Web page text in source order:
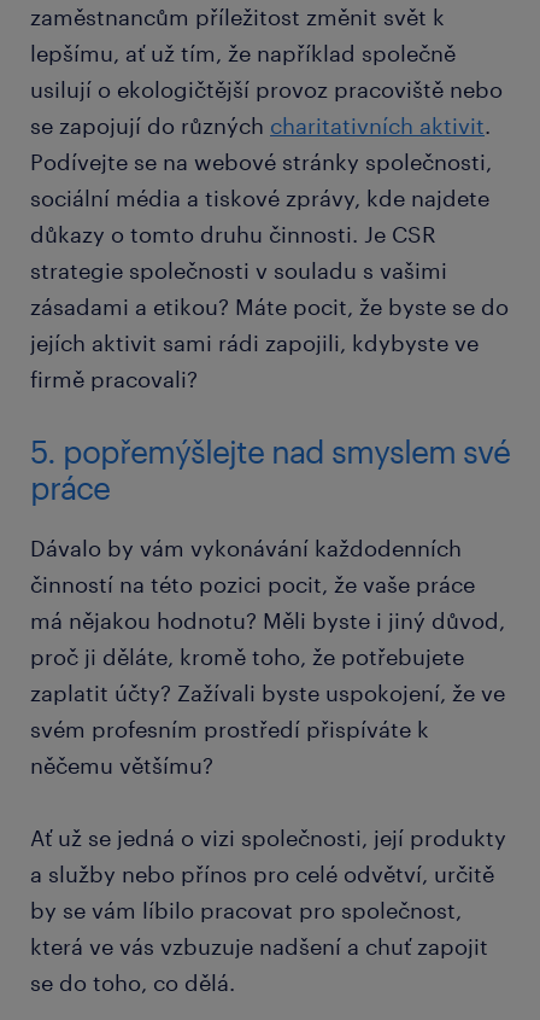
zaměstnancům příležitost změnit svět k
lepšímu, ať už tím, že například společně
usilují o ekologičtější provoz pracoviště nebo
se zapojují do různých charitativních aktivit.
Podívejte se na webové stránky společnosti,
sociální média a tiskové zprávy, kde najdete
důkazy o tomto druhu činnosti. Je CSR
strategie společnosti v souladu s vašimi
zásadami a etikou? Máte pocit, že byste se do
jejích aktivit sami rádi zapojili, kdybyste ve
firmě pracovali?
5. popřemýšlejte nad smyslem své
práce
Dávalo by vám vykonávání každodenních
činností na této pozici pocit, že vaše práce
má nějakou hodnotu? Měli byste i jiný důvod,
proč ji děláte, kromě toho, že potřebujete
zaplatit účty? Zažívali byste uspokojení, že ve
svém profesním prostředí přispíváte k
něčemu většímu?
Ať už se jedná o vizi společnosti, její produkty
a služby nebo přínos pro celé odvětví, určitě
by se vám líbilo pracovat pro společnost,
která ve vás vzbuzuje nadšení a chuť zapojit
se do toho, co dělá.